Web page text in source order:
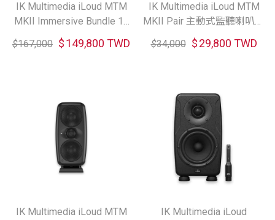
IK Multimedia iLoud MTM
MKII Immersive Bundle 11
主動式監聽喇叭套組
$167,000 $149,800 TWD
IK Multimedia iLoud MTM
MKII Pair 主動式監聽喇叭一
對 (共2色)
$34,000 $29,800 TWD
IK Multimedia iLoud MTM
IK Multimedia iLoud